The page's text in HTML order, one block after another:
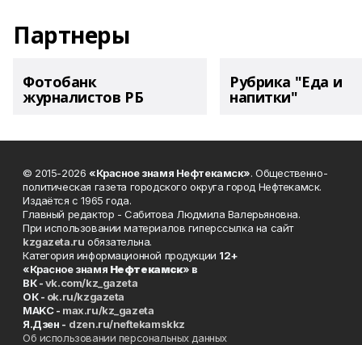
Партнеры
Фотобанк
журналистов РБ
Рубрика "Еда и
напитки"
© 2015-2026 «Красное знамя Нефтекамск». Общественно-
политическая газета городского округа город Нефтекамск.
Издаётся с 1965 года.
Главный редактор - Сабитова Людмила Валерьяновна.
При использовании материалов гиперссылка на сайт
kzgazeta.ru обязательна.
Категория информационной продукции 12+
«Красное знамя Нефтекамск» в
ВК -vk.com/kz_gazeta
ОК - ok.ru/kzgazeta
MAKC - max.ru/kz_gazeta
Я.Дзен - dzen.ru/neftekamskkz
Об использовании персональных данных